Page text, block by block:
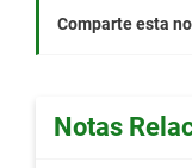
Comparte esta
Notas